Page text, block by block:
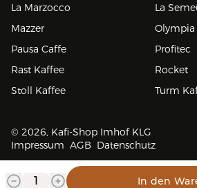
In den
La Marzocco
La
Mazzer
Olympia
Pausa Caffe
Profitec
Rast Kaffee
Rocket
Stoll Kaffee
Turm
© 2026, Kafi-Shop Imhof KLG
Impressum AGB Datenschutz